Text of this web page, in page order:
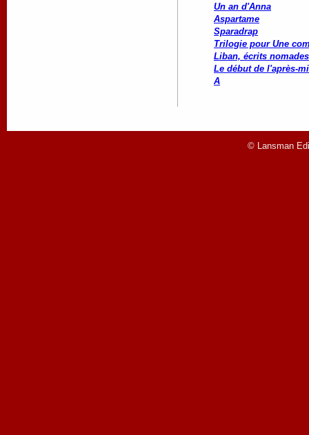
Un an d'Anna
Aspartame
Sparadrap
Trilogie pour Une
Liban, écrits
Le début de l'après-
A
© Lansman